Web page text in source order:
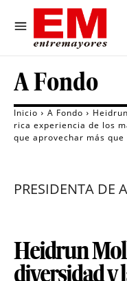
A Fondo
Inicio A Fondo
rica experiencia de los
que aprovechar más que
PRESIDENTA DE
Heidrun
diversidad y